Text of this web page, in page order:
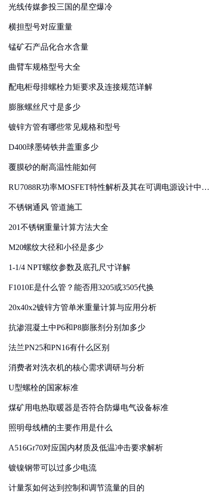
光线传媒参投三国的星空爆冷
横担型号对应重量
锰矿石产品化合水含量
曲臂车规格型号大全
配电柜母排螺栓力矩要求及连接规范详解
膨胀螺丝尺寸是多少
镀锌方管有哪些常见规格和型号
D400球墨铸铁井盖重多少
覆膜砂的耐高温性能如何
RU7088R功率MOSFET特性解析及其在可调电源设计中的
不锈钢通风 管道施工
201不锈钢重量计算方法大全
M20螺纹大径和小径是多少
1-1/4 NPT螺纹参数及底孔尺寸详解
F1010E是什么管？能否用3205或3505代换
20x40x2镀锌方管单米重量计算与应用分析
抗渗混凝土中P6和P8膨胀剂分别加多少
法兰PN25和PN16有什么区别
消费者对洗衣机的核心需求调研与分析
U型螺栓的国家标准
煤矿用电热取暖器是否符合防爆电气设备标准
照明母线槽的主要作用是什么
A516Gr70对应国内材质及低温冲击要求解析
镀镍钢带可以过多少电流
计量泵如何达到控制和调节流量的目的